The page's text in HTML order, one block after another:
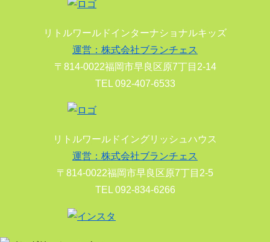
リトルワールドインターナショナルキッズ
運営：株式会社ブランチェス
〒814-0022福岡市早良区原7丁目2-14
TEL 092-407-6533
リトルワールドイングリッシュハウス
運営：株式会社ブランチェス
〒814-0022福岡市早良区原7丁目2-5
TEL 092-834-6266